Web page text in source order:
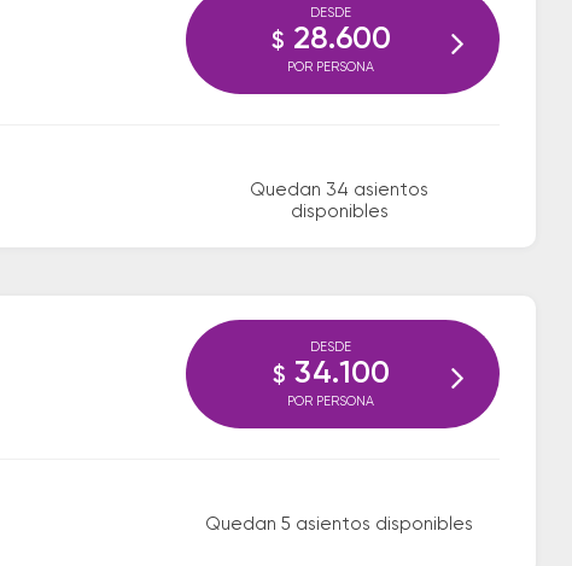
Quedan 34 asientos
disponibles
DESDE
$ 28.600
POR PERSONA
Quedan 5 asientos disponibles
DESDE
$ 34.100
POR PERSONA